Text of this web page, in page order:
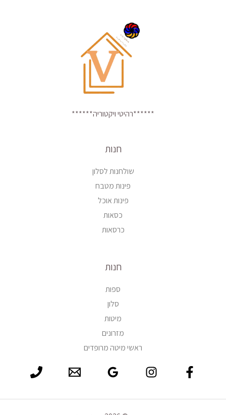
******רהיטי ויקטוריה******
חנות
שולחנות לסלון
פינות מטבח
פינות אוכל
כסאות
כרסאות
חנות
ספות
סלון
מיטות
מזרונים
ראשי מיטה מרופדים